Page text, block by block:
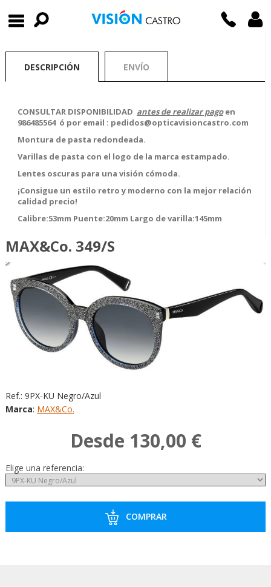
DESCRIPCIÓN ENVÍO
CONSULTAR DISPONIBILIDAD antes de realizar pagoen
986485564 ó por email : pedidos@opticavisioncastro.com
Montura de pasta redondeada.
Varillas de pasta con el logo de la marca estampado.
Lentes oscuras para una visión cómoda.
¡Consigue un estilo retro y moderno con la mejor relación
calidad precio!
Calibre:53mm Puente:20mm Largo de varilla:145mm
MAX&Co. 349/S
Ref.: 9PX-KU Negro/Azul
Marca: MAX&Co.
Desde 130,00 €
Elige una referencia:
COMPRAR